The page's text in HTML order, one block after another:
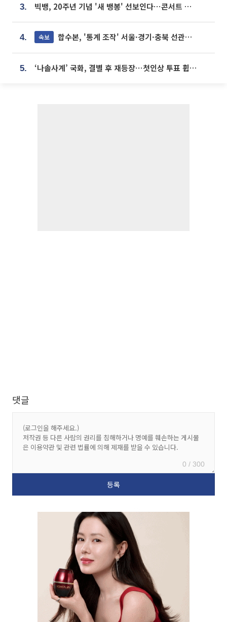
3. 빅뱅, 20주년 기념 '새 뱅봉' 선보인다⋯콘서트 앞두고 팝업 개최
4. 속보 합수본, '통계 조작' 서울·경기·충북 선관위 등 추가 압수수색
5. ‘나솔사계’ 국화, 결별 후 재등장⋯첫인상 투표 휩쓸고 ‘인기녀’ 등극
댓글
0 / 300